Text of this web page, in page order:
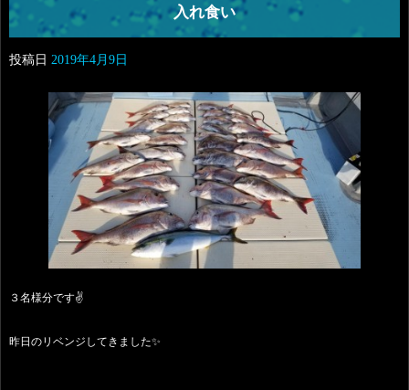
入れ食い
投稿日 2019年4月9日
３名様分です✌️
昨日のリベンジしてきました✨